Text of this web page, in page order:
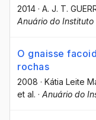
2014 · A. J. T.
Anuário do Instituto
O gnaisse
rochas
2008 · Kátia Leite
et al. · Anuário do